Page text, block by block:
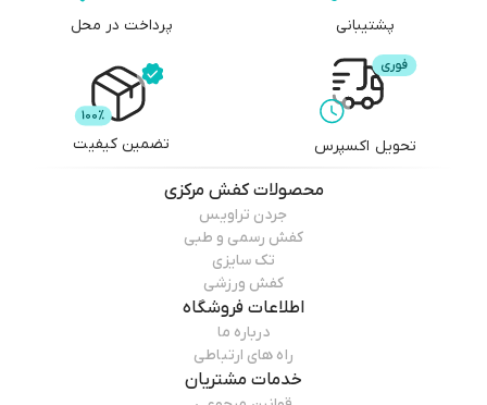
پشتیبانی پرداخت در محل
تحویل اکسپرس تضمین کیفیت
محصولاتکفش مرکزی
جردن تراویس
کفش رسمی و طبی
تک سایزی
کفش ورزشی
اطلاعات فروشگاه
درباره ما
راه های ارتباطی
خدمات مشتریان